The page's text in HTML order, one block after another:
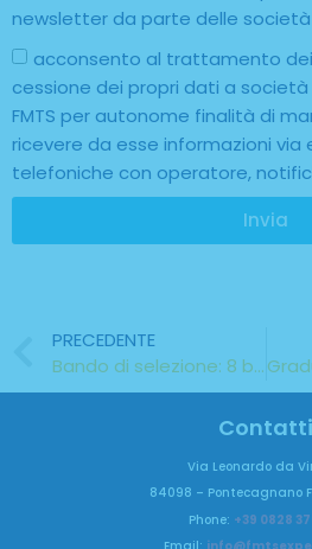
newsletter da parte delle società
acconsento al trattamento
cessione dei propri dati a
FMTS per autonome finalità di
ricevere da esse informazioni via
telefoniche con operatore,
Invia
PRECEDENTE
Bando di selezione: 8 borse di mobilità / Belgio, Francia e Spagna
Contatti
Via Leonardo da
84098 – Pontecagnano
Phone: +39 0828